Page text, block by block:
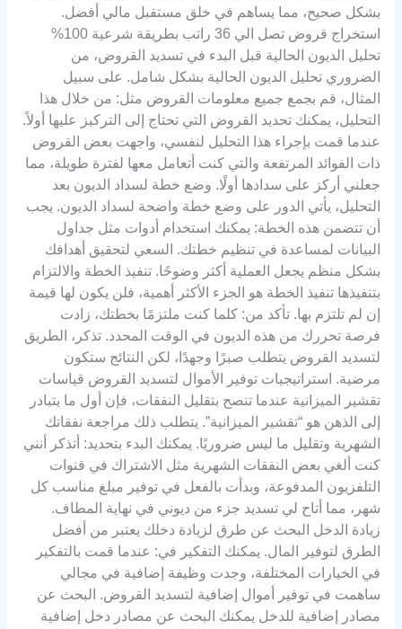
بشكل صحيح، مما يساهم في خلق مستقبل مالي أفضل.
استخراج قروض تصل الي 36 راتب بطريقة شرعية 100%
تحليل الديون الحالية قبل البدء في تسديد القروض، من
الضروري تحليل الديون الحالية بشكل شامل. على سبيل
المثال، قم بجمع جميع معلومات القروض مثل: من خلال هذا
التحليل، يمكنك تحديد القروض التي تحتاج إلى التركيز عليها أولاً.
عندما قمت بإجراء هذا التحليل لنفسي، واجهت بعض القروض
ذات الفوائد المرتفعة والتي كنت أتعامل معها لفترة طويلة، مما
جعلني أركز على سدادها أولًا. وضع خطة لسداد الديون بعد
التحليل، يأتي الدور على وضع خطة واضحة لسداد الديون. يجب
أن تتضمن هذه الخطة: يمكنك استخدام أدوات مثل جداول
البيانات لمساعدة في تنظيم خطتك. السعي لتحقيق أهدافك
بشكل منظم يجعل العملية أكثر وضوحًا. تنفيذ الخطة والالتزام
بتنفيذها تنفيذ الخطة هو الجزء الأكثر أهمية، فلن يكون لها قيمة
إن لم تلتزم بها. تأكد من: كلما كنت ملتزمًا بخطتك، زادت
فرصة تحررك من هذه الديون في الوقت المحدد. تذكر، الطريق
لتسديد القروض يتطلب صبرًا وجهدًا، لكن النتائج ستكون
مرضية. استراتيجيات توفير الأموال لتسديد القروض قياسات
تقشير الميزانية عندما تنصح بتقليل النفقات، فإن أول ما يتبادر
إلى الذهن هو “تقشير الميزانية”. يتطلب ذلك مراجعة نفقاتك
الشهرية وتقليل ما ليس ضروريًا. يمكنك البدء بتحديد: أتذكر أنني
كنت ألغي بعض النفقات الشهرية مثل الاشتراك في قنوات
التلفزيون المدفوعة، وبدأت بالفعل في توفير مبلغ مناسب كل
شهر، مما أتاح لي تسديد جزء من ديوني في نهاية المطاف.
زيادة الدخل البحث عن طرق لزيادة دخلك يعتبر من أفضل
الطرق لتوفير المال. يمكنك التفكير في: عندما قمت بالتفكير
في الخيارات المختلفة، وجدت وظيفة إضافية في مجالي
ساهمت في توفير أموال إضافية لتسديد القروض. البحث عن
مصادر إضافية للدخل يمكنك البحث عن مصادر دخل إضافية